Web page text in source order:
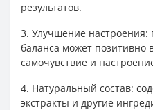
результатов.
3. Улучшение настроения:
баланса может позитивно
самочувствие и
4. Натуральный состав:
экстракты и другие